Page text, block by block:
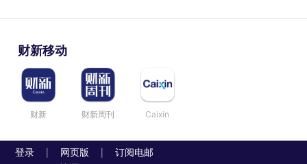
财新移动
财新 财新周刊 Caixin
登录 网页版 订阅电邮